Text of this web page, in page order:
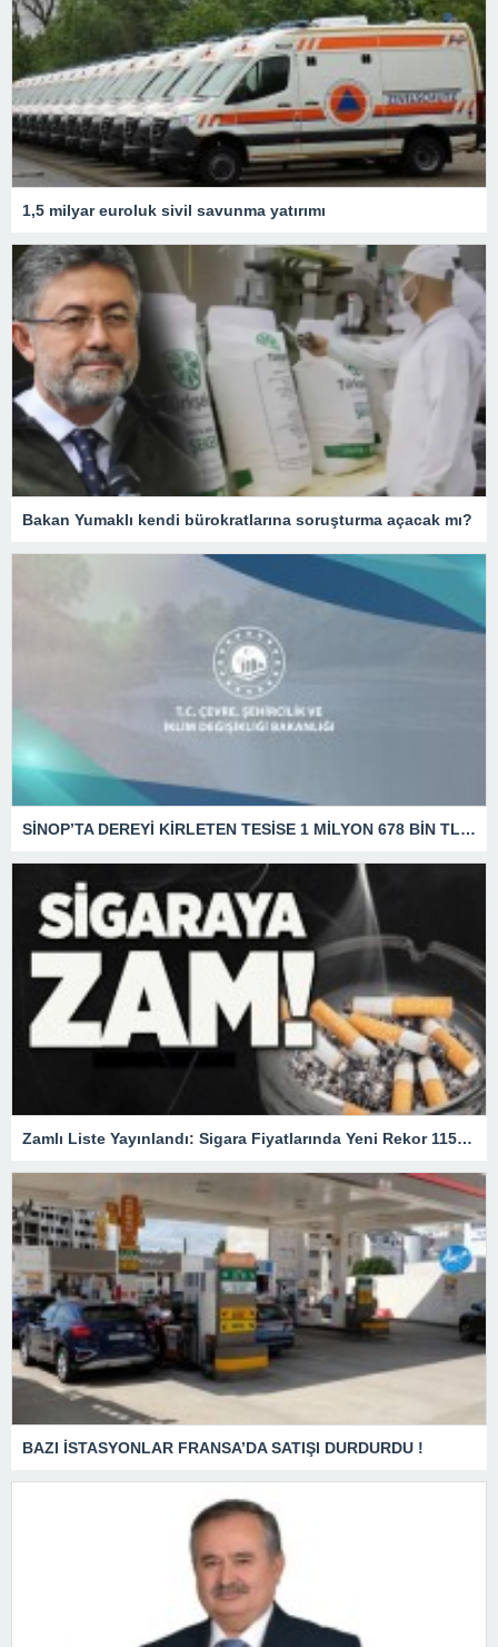
1,5 milyar euroluk sivil savunma yatırımı
Bakan Yumaklı kendi bürokratlarına soruşturma açacak mı?
SİNOP’TA DEREYİ KİRLETEN TESİSE 1 MİLYON 678 BİN TL CEZA
Zamlı Liste Yayınlandı: Sigara Fiyatlarında Yeni Rekor 115 TL
BAZI İSTASYONLAR FRANSA’DA SATIŞI DURDURDU !